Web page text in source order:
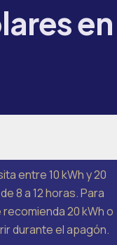
en
entre 10 kWh y 20
8 a 12 horas. Para
20 kWh o
durante el apagón.